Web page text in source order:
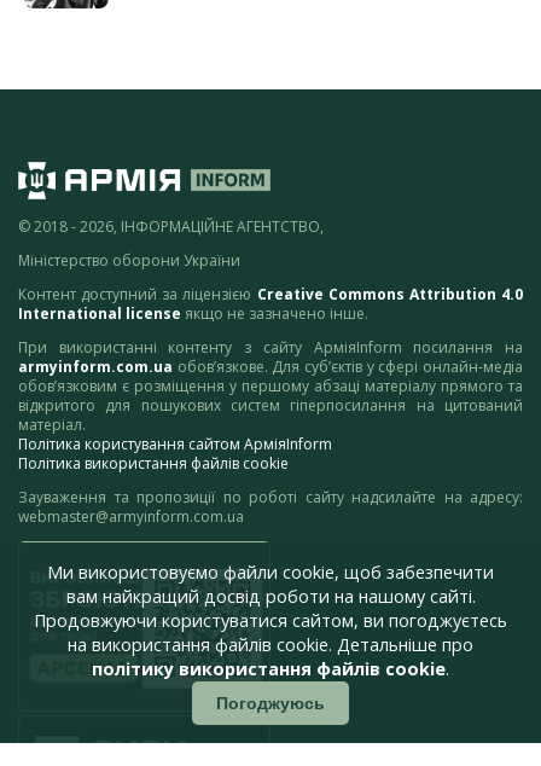
© 2018 - 2026, ІНФОРМАЦІЙНЕ АГЕНТСТВО,
Міністерство оборони України
Контент доступний за ліцензією Creative Commons Attribution 4.0
International license якщо не зазначено інше.
При використанні контенту з сайту АрміяInform посилання на
armyinform.com.ua обов’язкове. Для суб’єктів у сфері онлайн-медіа
обов’язковим є розміщення у першому абзаці матеріалу прямого та
відкритого для пошукових систем гіперпосилання на цитований
матеріал.
Політика користування сайтом АрміяInform
Політика використання файлів cookie
Зауваження та пропозиції по роботі сайту надсилайте на адресу:
webmaster@armyinform.com.ua
Ми використовуємо файли cookie, щоб забезпечити
вам найкращий досвід роботи на нашому сайті.
Продовжуючи користуватися сайтом, ви погоджуєтесь
на використання файлів cookie. Детальніше про
політику використання файлів cookie.
Погоджуюсь